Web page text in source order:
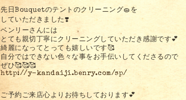
先日Bouquetのテントのクリーニング🧽を
していただきました❣️
ベンリーさんには
とても親切丁寧にクリーニングしていただき感謝です💕
綺麗になってとっても嬉しいです🥰
自分ではできない色々な事をお手伝いしてくださるので
ぜひ🥰🥰🥰
http://y-kandaiji.benry.com/sp/
ご予約ご来店心よりお待ちしております💕